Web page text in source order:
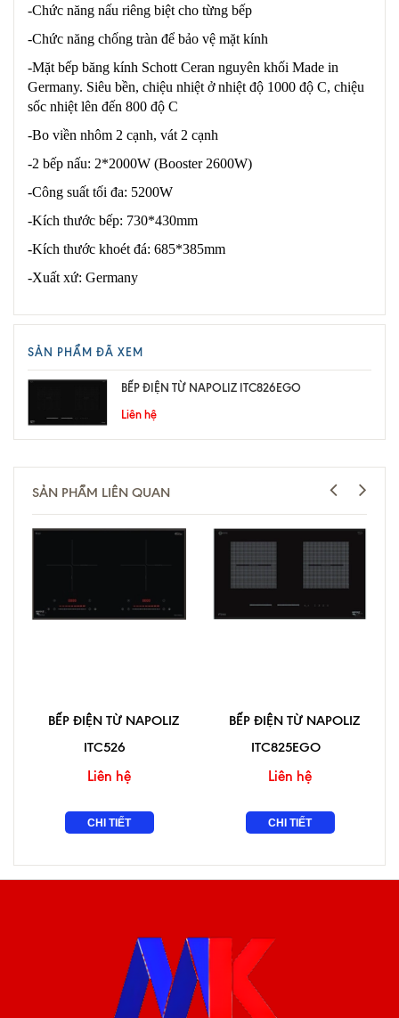
-Chức năng nấu riêng biệt cho từng bếp
-Chức năng chống tràn để bảo vệ mặt kính
-Mặt bếp băng kính Schott Ceran nguyên khối Made in
Germany. Siêu bền, chiệu nhiệt ở nhiệt độ 1000 độ C, chiệu
sốc nhiệt lên đến 800 độ C
-Bo viền nhôm 2 cạnh, vát 2 cạnh
-2 bếp nấu: 2*2000W (Booster 2600W)
-Công suất tối đa: 5200W
-Kích thước bếp: 730*430mm
-Kích thước khoét đá: 685*385mm
-Xuất xứ: Germany
SẢN PHẨM ĐÃ XEM
BẾP ĐIỆN TỪ NAPOLIZ ITC826EGO
Liên hệ
SẢN PHẨM LIÊN QUAN
BẾP ĐIỆN TỪ NAPOLIZ
ITC526
Liên hệ
CHI TIẾT
BẾP ĐIỆN TỪ NAPOLIZ
ITC825EGO
Liên hệ
CHI TIẾT